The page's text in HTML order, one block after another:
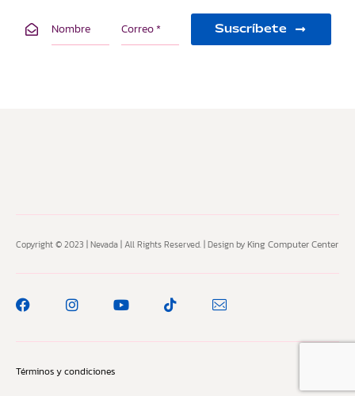
Suscríbete
Copyright © 2023 | Nevada | All Rights Reserved. | Design by King Computer Center
Términos y condiciones